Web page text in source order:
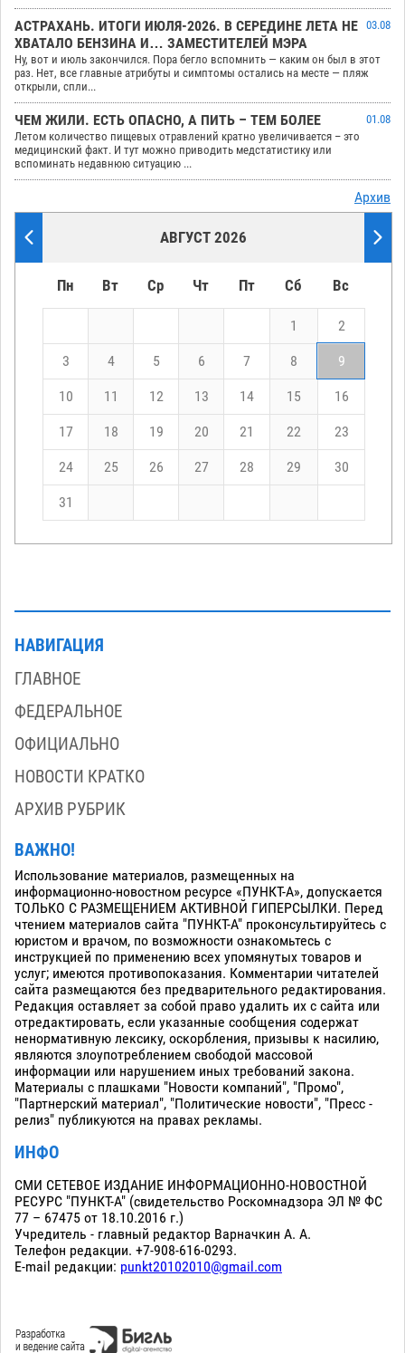
АСТРАХАНЬ. ИТОГИ ИЮЛЯ-2026. В СЕРЕДИНЕ ЛЕТА НЕ
ХВАТАЛО БЕНЗИНА И… ЗАМЕСТИТЕЛЕЙ МЭРА
03.08
Ну, вот и июль закончился. Пора бегло вспомнить — каким он был в этот
раз. Нет, все главные атрибуты и симптомы остались на месте — пляж
открыли, спли...
ЧЕМ ЖИЛИ. ЕСТЬ ОПАСНО, А ПИТЬ – ТЕМ БОЛЕЕ
01.08
Летом количество пищевых отравлений кратно увеличивается – это
медицинский факт. И тут можно приводить медстатистику или
вспоминать недавнюю ситуацию ...
Архив
АВГУСТ 2026
Пн Вт Ср Чт Пт Сб Вс
1 2
3 4 5 6 7 8 9
10 11 12 13 14 15 16
17 18 19 20 21 22 23
24 25 26 27 28 29 30
31
НАВИГАЦИЯ
ГЛАВНОЕ
ФЕДЕРАЛЬНОЕ
ОФИЦИАЛЬНО
НОВОСТИ КРАТКО
АРХИВ РУБРИК
ВАЖНО!
Использование материалов, размещенных на
информационно-новостном ресурсе «ПУНКТ-А», допускается
ТОЛЬКО С РАЗМЕЩЕНИЕМ АКТИВНОЙ ГИПЕРСЫЛКИ. Перед
чтением материалов сайта "ПУНКТ-А" проконсультируйтесь с
юристом и врачом, по возможности ознакомьтесь с
инструкцией по применению всех упомянутых товаров и
услуг; имеются противопоказания. Комментарии читателей
сайта размещаются без предварительного редактирования.
Редакция оставляет за собой право удалить их с сайта или
отредактировать, если указанные сообщения содержат
ненормативную лексику, оскорбления, призывы к насилию,
являются злоупотреблением свободой массовой
информации или нарушением иных требований закона.
Материалы с плашками "Новости компаний", "Промо",
"Партнерский материал", "Политические новости", "Пресс -
релиз" публикуются на правах рекламы.
ИНФО
СМИ СЕТЕВОЕ ИЗДАНИЕ ИНФОРМАЦИОННО-НОВОСТНОЙ
РЕСУРС "ПУНКТ-А" (свидетельство Роскомнадзора ЭЛ № ФС
77 – 67475 от 18.10.2016 г.)
Учредитель - главный редактор Варначкин А. А.
Телефон редакции. +7-908-616-0293.
E-mail редакции: punkt20102010@gmail.com